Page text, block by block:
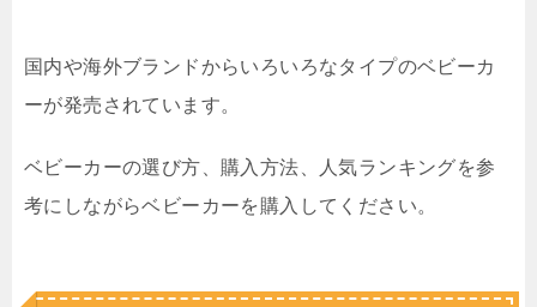
国内や海外ブランドからいろいろなタイプのベビーカ
ーが発売されています。
ベビーカーの選び方、購入方法、人気ランキングを参
考にしながらベビーカーを購入してください。